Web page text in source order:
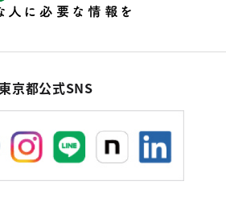
東京都公式SNS